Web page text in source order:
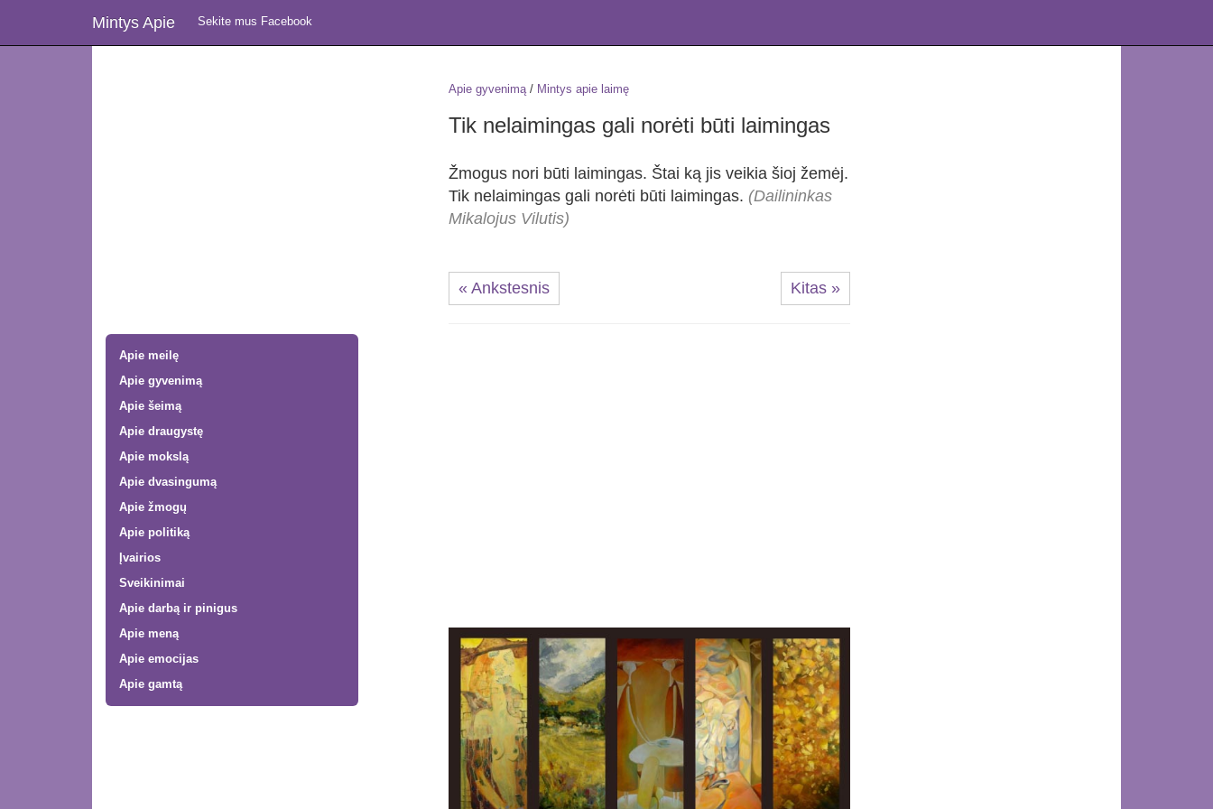
Mintys Apie Sekite mus Facebook
Apie meilę
Apie gyvenimą
Apie šeimą
Apie draugystę
Apie mokslą
Apie dvasingumą
Apie žmogų
Apie politiką
Įvairios
Sveikinimai
Apie darbą ir pinigus
Apie meną
Apie emocijas
Apie gamtą
Apie gyvenimą/ Mintys apie laimę
Tik nelaimingas gali norėti būti laimingas
Žmogus nori būti laimingas. Štai ką jis veikia šioj žemėj.
Tik nelaimingas gali norėti būti laimingas. (Dailininkas
Mikalojus Vilutis)
« Ankstesnis Kitas »